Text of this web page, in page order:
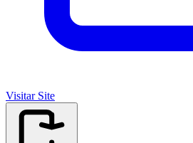
Visitar Site